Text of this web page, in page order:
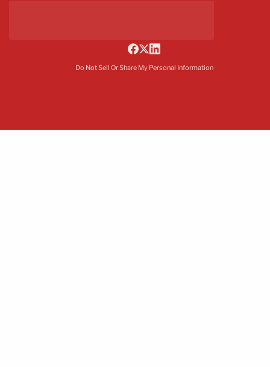
Do Not Sell Or Share My Personal Information